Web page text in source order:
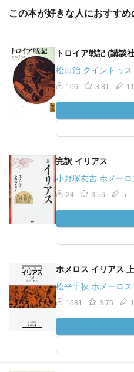
この本が好きな人におすすめ
トロイア戦記 (講談
松田治 クイントゥス
106 3.81 11
完訳 イリアス
小野塚友吉 ホメーロ
24 3.56 5
ホメロス イリアス
松平千秋 ホメーロス
1681 3.75